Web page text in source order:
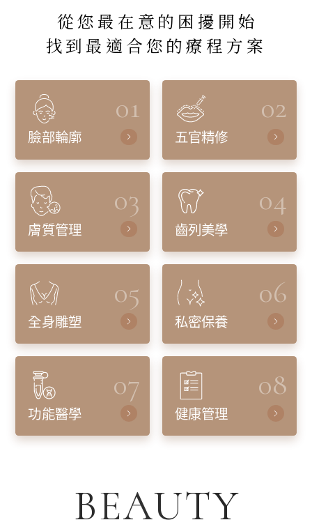
從您最在意的困擾開始
找到最適合您的療程方案
01
臉部輪廓
02
五官精修
03
膚質管理
04
齒列美學
05
全身雕塑
06
私密保養
07
功能醫學
08
健康管理
BEAUTY